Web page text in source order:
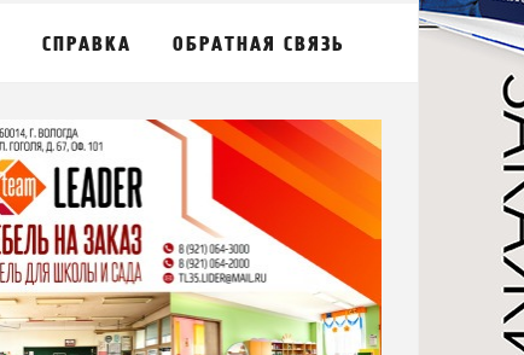
СПРАВКА ОБРАТНАЯ СВЯЗЬ